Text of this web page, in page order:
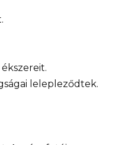
lelepleződtek.